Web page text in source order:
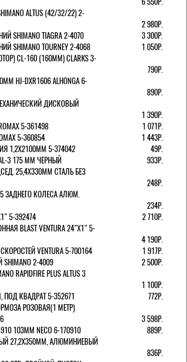
ALTUS (42/32/22) 2-
2 980Р.
SHIMANO TIAGRA 2-4070
3 300Р.
SHIMANO TOURNEY 2-4068
1 050Р.
CL-160 (160ММ) CLARKS 3-
790Р.
HJ-DXR1606 ALHONGA 6-
890Р.
ДИСКОВЫЙ
1 390Р.
5-361498
1 071Р.
5-360854
1 443Р.
1,2Х2100ММ 5-374042
49Р.
3 175 ММ ЧЕРНЫЙ
933Р.
25,4Х330ММ СТАЛЬ БЕЗ
248Р.
ЗАДНЕГО КОЛЕСА АЛЮМ.
234Р.
5-392474
2 710Р.
BLAST VENTURA 24"Х1" 5-
4 190Р.
VENTURA 5-700164
1 917Р.
2-4009
2 500Р.
RAPIDFIRE PLUS ALTUS 3
1 100Р.
КВАДРАТ 5-352671
772Р.
РОЗОВАЯ(1 МЕТР)
3 598Р.
103ММ NECO 6-170910
889Р.
27,2Х350ММ, АЛЮМИНИЕВЫЙ
836Р.